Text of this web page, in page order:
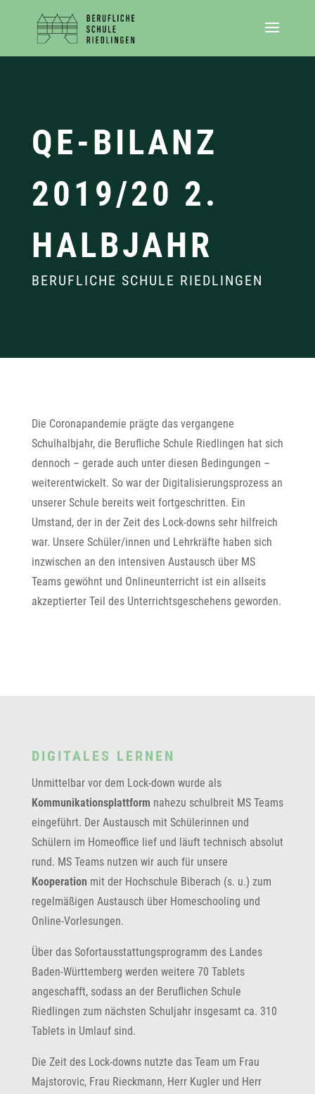
QE-BILANZ
2019/20 2.
HALBJAHR
BERUFLICHE SCHULE RIEDLINGEN
Die Coronapandemie prägte das vergangene
Schulhalbjahr, die Berufliche Schule Riedlingen hat sich
dennoch – gerade auch unter diesen Bedingungen –
weiterentwickelt. So war der Digitalisierungsprozess an
unserer Schule bereits weit fortgeschritten. Ein
Umstand, der in der Zeit des Lock-downs sehr hilfreich
war. Unsere Schüler/innen und Lehrkräfte haben sich
inzwischen an den intensiven Austausch über MS
Teams gewöhnt und Onlineunterricht ist ein allseits
akzeptierter Teil des Unterrichtsgeschehens geworden.
DIGITALES LERNEN
Unmittelbar vor dem Lock-down wurde als
Kommunikationsplattform nahezu schulbreit MS Teams
eingeführt. Der Austausch mit Schülerinnen und
Schülern im Homeoffice lief und läuft technisch absolut
rund. MS Teams nutzen wir auch für unsere
Kooperation mit der Hochschule Biberach (s. u.) zum
regelmäßigen Austausch über Homeschooling und
Online-Vorlesungen.
Über das Sofortausstattungsprogramm des Landes
Baden-Württemberg werden weitere 70 Tablets
angeschafft, sodass an der Beruflichen Schule
Riedlingen zum nächsten Schuljahr insgesamt ca. 310
Tablets in Umlauf sind.
Die Zeit des Lock-downs nutzte das Team um Frau
Majstorovic, Frau Rieckmann, Herr Kugler und Herr